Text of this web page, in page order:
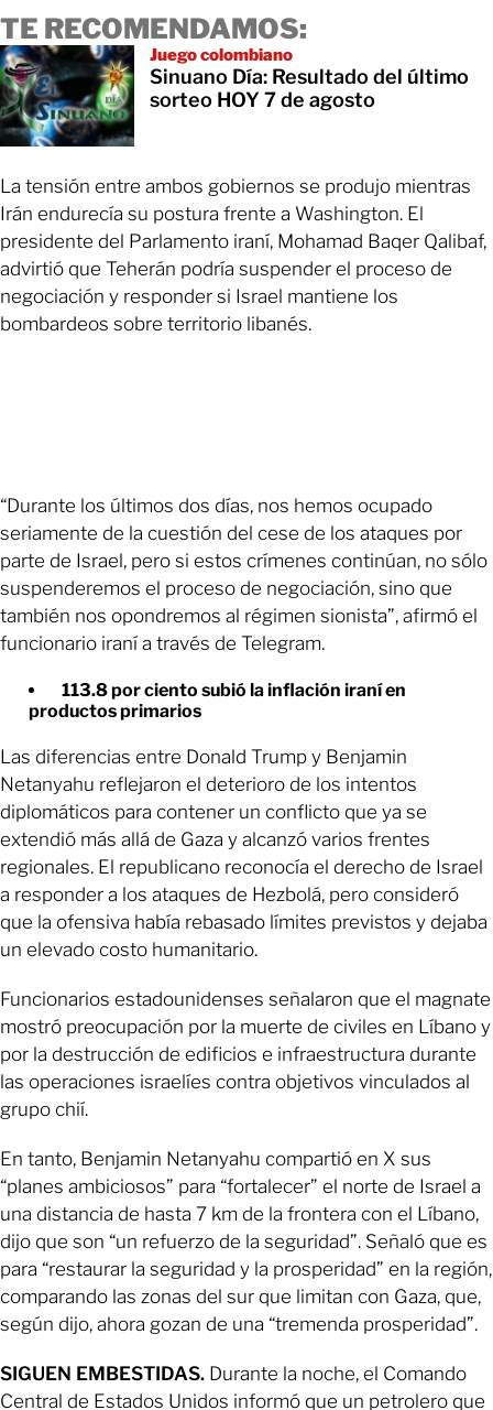
TE RECOMENDAMOS:
Juego colombiano
Sinuano Día: Resultado del último
sorteo HOY 7 de agosto
La tensión entre ambos gobiernos se produjo mientras
Irán endurecía su postura frente a Washington. El
presidente del Parlamento iraní, Mohamad Baqer Qalibaf,
advirtió que Teherán podría suspender el proceso de
negociación y responder si Israel mantiene los
bombardeos sobre territorio libanés.
“Durante los últimos dos días, nos hemos ocupado
seriamente de la cuestión del cese de los ataques por
parte de Israel, pero si estos crímenes continúan, no sólo
suspenderemos el proceso de negociación, sino que
también nos opondremos al régimen sionista”, afirmó el
funcionario iraní a través de Telegram.
113.8 por ciento subió la inflación iraní en
productos primarios
Las diferencias entre Donald Trump y Benjamin
Netanyahu reflejaron el deterioro de los intentos
diplomáticos para contener un conflicto que ya se
extendió más allá de Gaza y alcanzó varios frentes
regionales. El republicano reconocía el derecho de Israel
a responder a los ataques de Hezbolá, pero consideró
que la ofensiva había rebasado límites previstos y dejaba
un elevado costo humanitario.
Funcionarios estadounidenses señalaron que el magnate
mostró preocupación por la muerte de civiles en Líbano y
por la destrucción de edificios e infraestructura durante
las operaciones israelíes contra objetivos vinculados al
grupo chií.
En tanto, Benjamin Netanyahu compartió en X sus
“planes ambiciosos” para “fortalecer” el norte de Israel a
una distancia de hasta 7 km de la frontera con el Líbano,
dijo que son “un refuerzo de la seguridad”. Señaló que es
para “restaurar la seguridad y la prosperidad” en la región,
comparando las zonas del sur que limitan con Gaza, que,
según dijo, ahora gozan de una “tremenda prosperidad”.
SIGUEN EMBESTIDAS. Durante la noche, el Comando
Central de Estados Unidos informó que un petrolero que